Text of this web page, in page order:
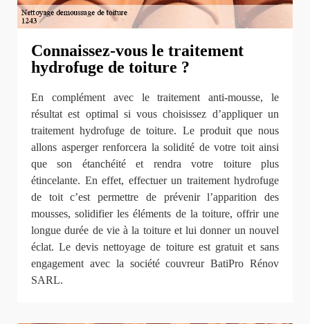
Connaissez-vous le traitement
hydrofuge de toiture ?
En complément avec le traitement anti-mousse, le
résultat est optimal si vous choisissez d’appliquer un
traitement hydrofuge de toiture. Le produit que nous
allons asperger renforcera la solidité de votre toit ainsi
que son étanchéité et rendra votre toiture plus
étincelante. En effet, effectuer un traitement hydrofuge
de toit c’est permettre de prévenir l’apparition des
mousses, solidifier les éléments de la toiture, offrir une
longue durée de vie à la toiture et lui donner un nouvel
éclat. Le devis nettoyage de toiture est gratuit et sans
engagement avec la société couvreur BatiPro Rénov
SARL.